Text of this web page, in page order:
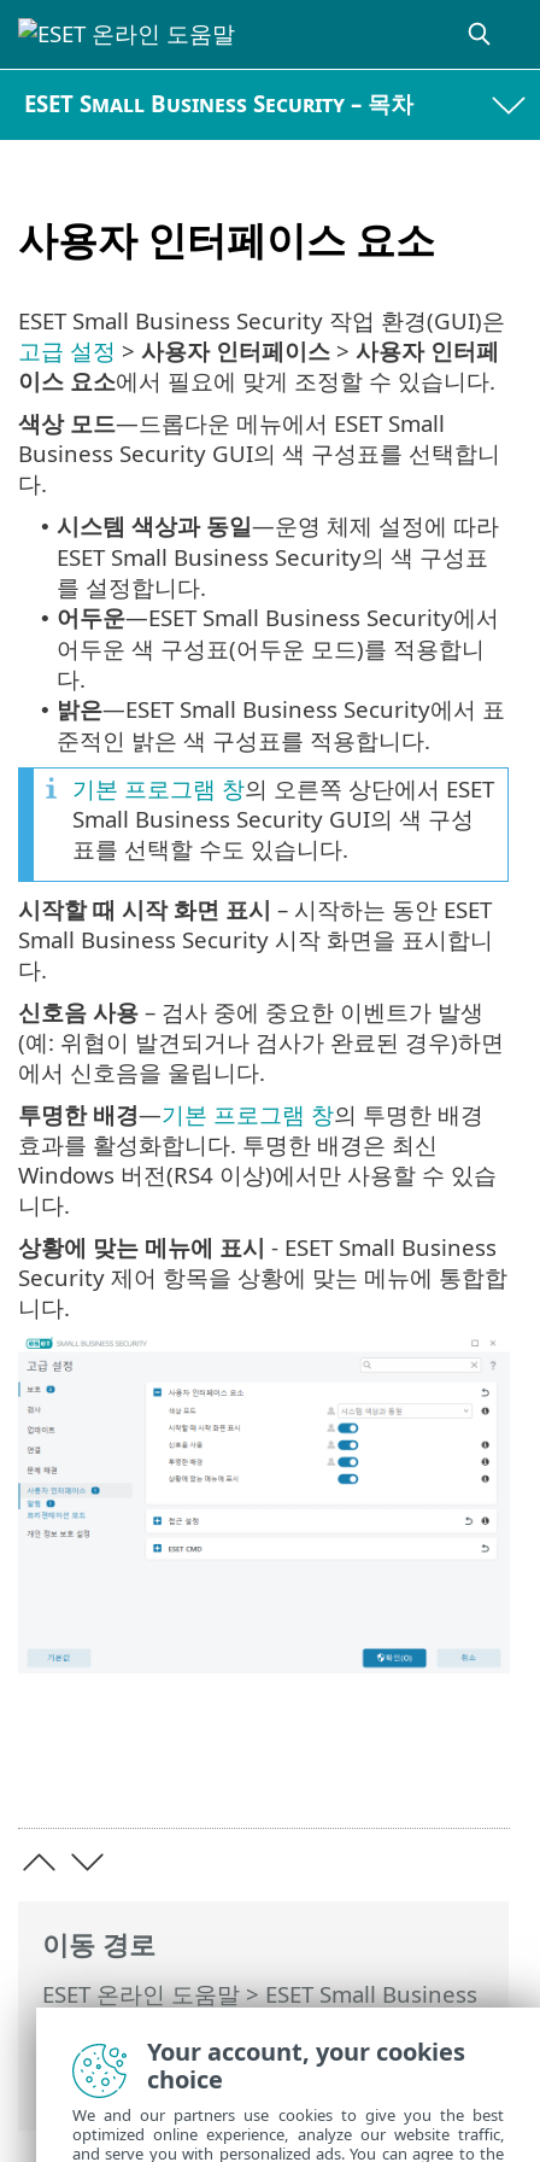
ESET Small Business Security – 목차
사용자 인터페이스 요소
이동 경로
ESET 온라인 도움말>ESET Small Business
운용>고급 설정>사용자 인터페이스> 사
용자 인터페이스 요소
ESET Small Business Security 작업 환경(GUI)은
고급 설정 > 사용자 인터페이스 > 사용자 인터페
이스 요소에서 필요에 맞게 조정할 수 있습니다.
색상 모드—드롭다운 메뉴에서 ESET Small
Business Security GUI의 색 구성표를 선택합니
다.
• 시스템 색상과 동일—운영 체제 설정에 따라
ESET Small Business Security의 색 구성표
를 설정합니다.
• 어두운—ESET Small Business Security에서
어두운 색 구성표(어두운 모드)를 적용합니
다.
• 밝은—ESET Small Business Security에서 표
준적인 밝은 색 구성표를 적용합니다.
기본 프로그램 창의 오른쪽 상단에서 ESET
Small Business Security GUI의 색 구성
표를 선택할 수도 있습니다.
시작할 때 시작 화면 표시 – 시작하는 동안 ESET
Small Business Security 시작 화면을 표시합니
다.
신호음 사용 – 검사 중에 중요한 이벤트가 발생
(예: 위협이 발견되거나 검사가 완료된 경우)하면
에서 신호음을 울립니다.
투명한 배경—기본 프로그램 창의 투명한 배경
효과를 활성화합니다. 투명한 배경은 최신
Windows 버전(RS4 이상)에서만 사용할 수 있습
니다.
상황에 맞는 메뉴에 표시 - ESET Small Business
Security 제어 항목을 상황에 맞는 메뉴에 통합합
니다.
Your account, your cookies
choice
We and our partners use cookies to give you the best
optimized online experience, analyze our website traffic,
and serve you with personalized ads. You can agree to the